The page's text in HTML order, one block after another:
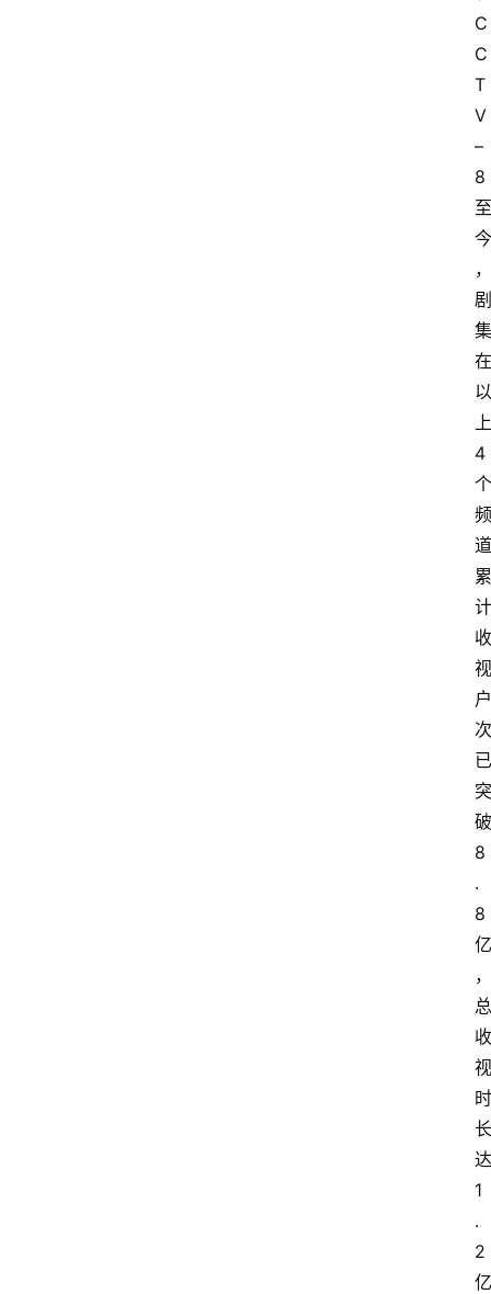
C
C
T
V
–
8
至
今
，
剧
集
在
以
上
4
个
频
道
累
计
收
视
户
次
已
突
破
8
.
8
亿
，
总
收
视
时
长
达
1
.
2
亿